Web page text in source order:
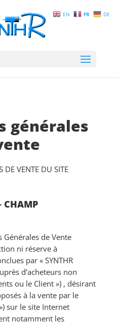
générales
DE VENTE DU SITE
CHAMP
Générales de Vente
ni réserve à
par « SYNTHR
d’acheteurs non
ou le Client ») , désirant
à la vente par le
sur le site Internet
notamment les
EN FR DE